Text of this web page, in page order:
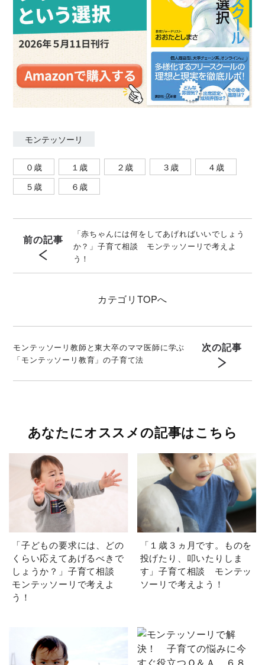
モンテッソーリ
０歳 １歳 ２歳 ３歳
４歳
５歳
６歳
前の記事
「赤ちゃんには何をしてあげればいいでしょう
か？」子育て相談 モンテッソーリで考えよ
う！
カテゴリ TOPへ
モンテッソーリ教師と東大卒のママ医師に学ぶ
「モンテッソーリ教育」の子育て法
次の記事
あなたにオススメの記事はこちら
「子どもの要求には、どの
くらい応えてあげるべきで
しょうか？」子育て相談
モンテッソーリで考えよ
う！
「１歳３ヵ月です。ものを
投げたり、叩いたりしま
す」子育て相談 モンテッ
ソーリで考えよう！